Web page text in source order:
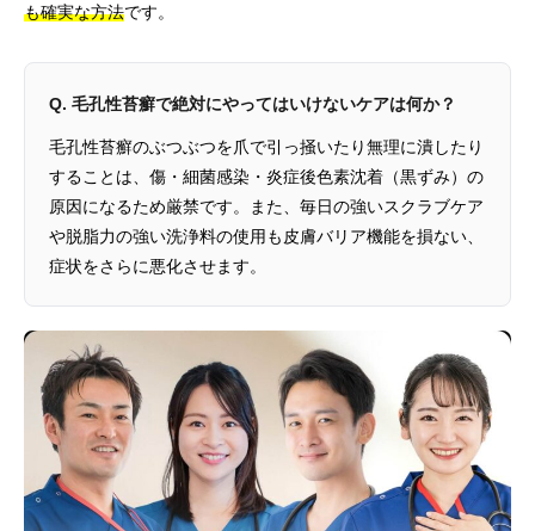
も確実な方法です。
Q. 毛孔性苔癬で絶対にやってはいけないケアは何か？
毛孔性苔癬のぶつぶつを爪で引っ掻いたり無理に潰したり
することは、傷・細菌感染・炎症後色素沈着（黒ずみ）の
原因になるため厳禁です。また、毎日の強いスクラブケア
や脱脂力の強い洗浄料の使用も皮膚バリア機能を損ない、
症状をさらに悪化させます。